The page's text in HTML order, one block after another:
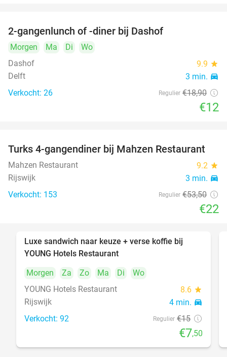
2-gangenlunch of -diner bij Dashof
Morgen Ma Di
Wo
Dashof
9.9 star
Delft 3 min. directions_car
Verkocht: 26 Regulier €18,90
€12
59%
Turks 4-gangendiner bij Mahzen Restaurant
Mahzen Restaurant 9.2 star
Rijswijk 3 min. directions_car
Verkocht: 153 Regulier €53,50
€22
Luxe sandwich naar keuze + verse koffie bij
YOUNG Hotels Restaurant
Morgen
Za Zo Ma Di
Wo
YOUNG Hotels Restaurant
8.6 star
Rijswijk 4 min. directions_car
Verkocht: 92 Regulier €15
€7,50